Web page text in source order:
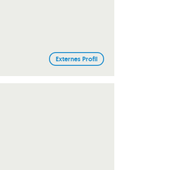
Externes Profil